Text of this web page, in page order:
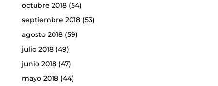
octubre 2018(54)
septiembre 2018(53)
agosto 2018(59)
julio 2018(49)
junio 2018(47)
mayo 2018(44)